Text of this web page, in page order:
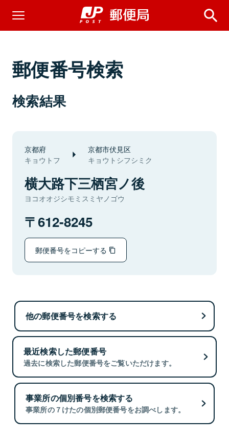
郵便番号検索
検索結果
京都府
キョウトフ
京都市伏見区
キョウトシフシミク
横大路下三栖宮ノ後
ヨコオオジシモミスミヤノゴウ
612-8245
郵便番号をコピーする
他の郵便番号を検索する
最近検索した郵便番号
過去に検索した郵便番号をご覧いただけます。
事業所の個別番号を検索する
事業所の７けたの個別郵便番号をお調べします。